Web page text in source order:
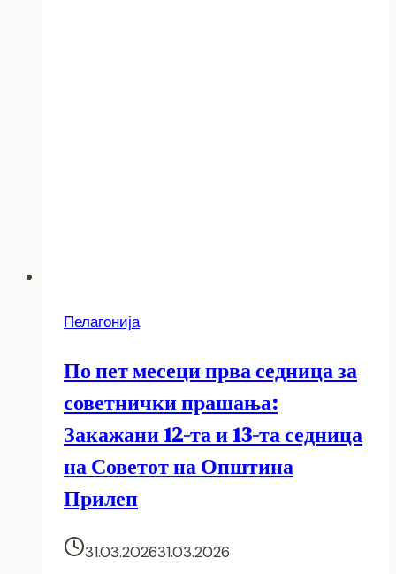
Пелагонија
По пет месеци прва седница за
советнички прашања:
Закажани 12-та и 13-та седница
на Советот на Општина
Прилеп
31.03.202631.03.2026